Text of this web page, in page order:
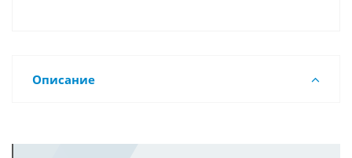
Описание